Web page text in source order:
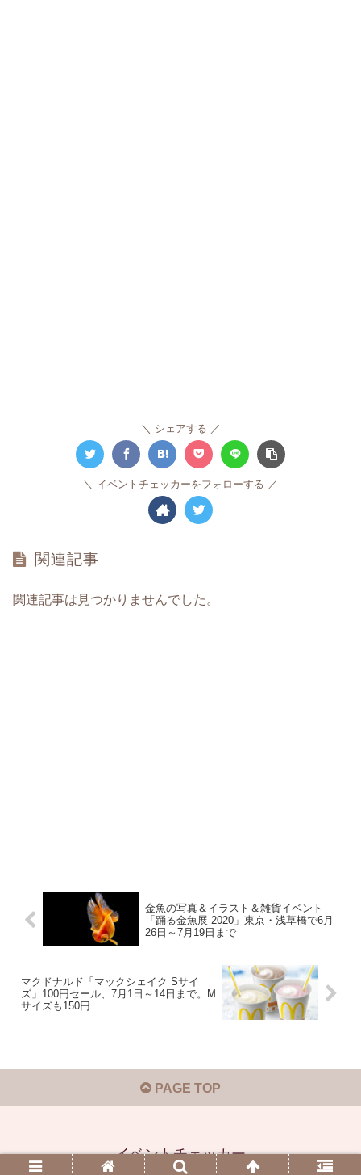
シェアする
イベントチェッカーをフォローする
関連記事
関連記事は見つかりませんでした。
金魚の写真＆イラスト＆雑貨イベント
「踊る金魚展 2020」東京・浅草橋で6月
26日～7月19日まで
マクドナルド「マックシェイク Sサイ
ズ」100円セール、7月1日～14日まで。M
サイズも150円
PAGE TOP
イベントチェッカー